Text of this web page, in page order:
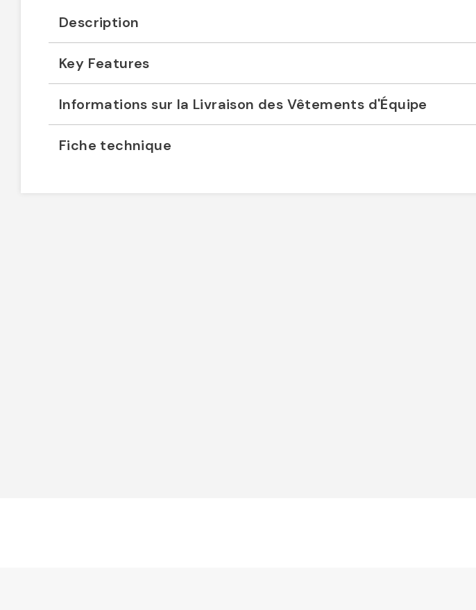
Description
Key Features
Informations sur la Livraison des Vêtements d'Équipe
Fiche technique